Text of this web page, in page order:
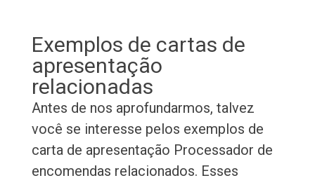
Exemplos de cartas de
apresentação
relacionadas
Antes de nos aprofundarmos, talvez
você se interesse pelos exemplos de
carta de apresentação Processador de
encomendas relacionados. Esses